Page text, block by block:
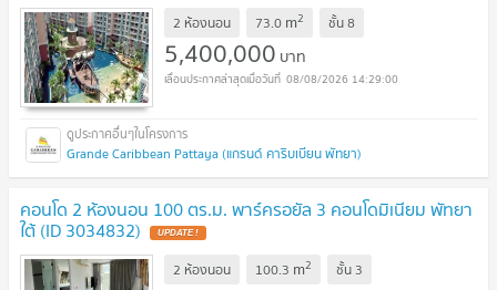
2 ห้องนอน 73.0 m2 ชั้น8
5,400,000 บาท
08/08/2026 14:29:00
Grande Caribbean Pattaya (แกรนด์ คาริบเบียน พัทยา)
คอนโด 2 ห้องนอน 100 ตร.ม. พาร์ครอยัล 3 คอนโดมิเนียม พัทยา
ใต้ (ID 3034832) UPDATE !
2 ห้องนอน 100.3 m2 ชั้น 3